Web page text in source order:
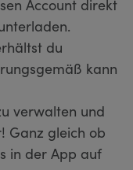
Account direkt
du
kann
verwalten und
Ganz gleich ob
in der App auf